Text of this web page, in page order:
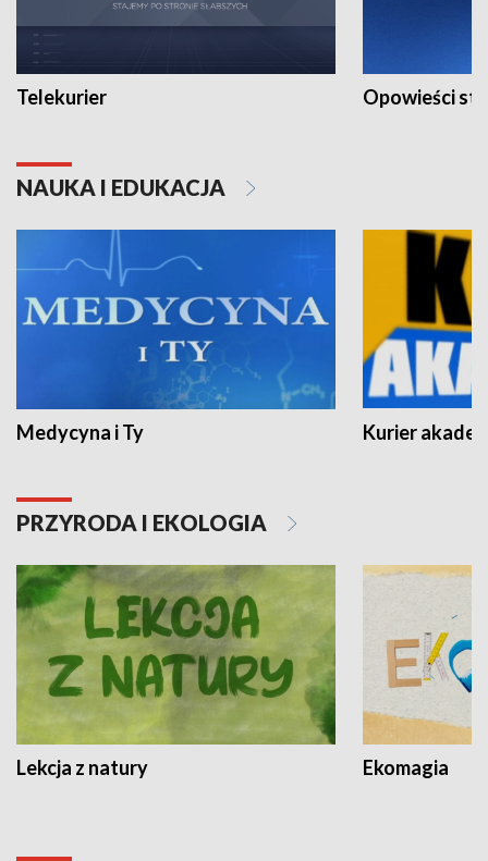
Telekurier Opowieści
NAUKA I EDUKACJA
Medycyna i Ty Kurier
PRZYRODA I EKOLOGIA
Lekcja z natury Ekomagia